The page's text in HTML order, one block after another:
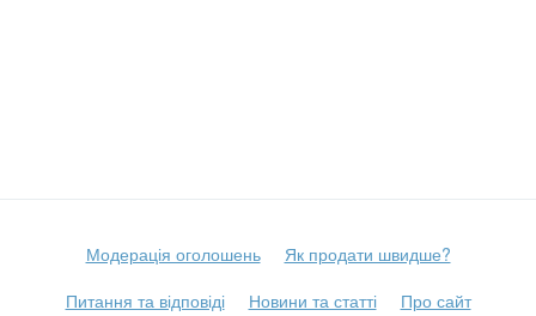
Модерація оголошень
Як продати швидше?
Питання та відповіді
Новини та статті Про сайт